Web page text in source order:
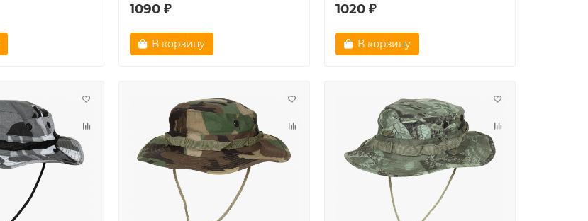
1090 ₽
В корзину
1020 ₽
В корзину